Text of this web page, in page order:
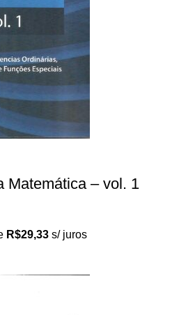
Matemática – vol. 1
R$29,33 s/ juros